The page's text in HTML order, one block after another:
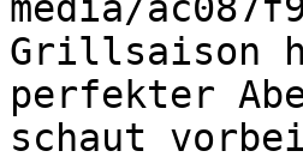
Grillsaison
perfekter
schaut